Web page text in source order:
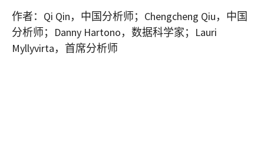
作者：Qi Qin，中国分析师；Chengcheng Qiu，中国
分析师；Danny Hartono，数据科学家；Lauri
Myllyvirta，首席分析师